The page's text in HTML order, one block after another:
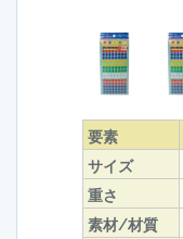
要素
サイズ
重さ
素材/材質